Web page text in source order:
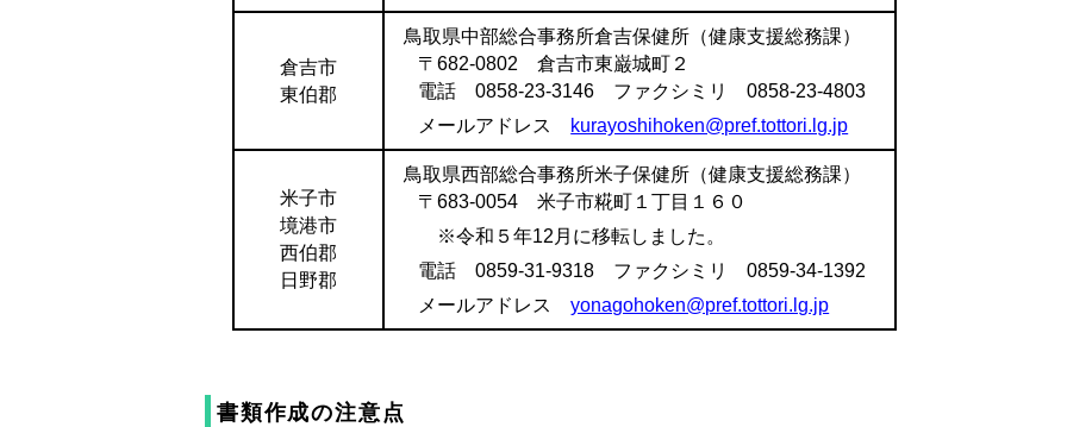
倉吉市
東伯郡
鳥取県中部総合事務所倉吉保健所（健康支援総務課）
〒682-0802 倉吉市東巌城町２
電話 0858-23-3146 ファクシミリ 0858-23-4803
メールアドレス
kurayoshihoken@pref.tottori.lg.jp
米子市
境港市
西伯郡
日野郡
鳥取県西部総合事務所米子保健所（健康支援総務課）
〒683-0054 米子市糀町１丁目１６０
※令和５年12月に移転しました。
電話 0859-31-9318 ファクシミリ 0859-34-1392
メールアドレスyonagohoken@pref.tottori.lg.jp
書類作成の注意点